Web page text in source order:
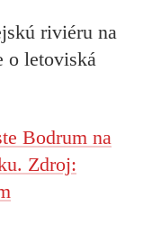
riviéru na
o letoviská